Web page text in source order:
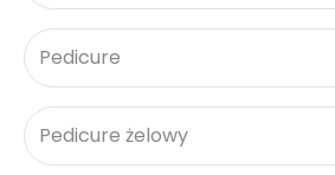
Pedicure
Pedicure żelowy